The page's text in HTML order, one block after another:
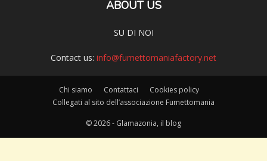
ABOUT US
SU DI NOI
Contact us: info@fumettomaniafactory.net
Chi siamo Contattaci
Cookies policy
Collegati al sito dell’associazione Fumettomania
© 2026 - Glamazonia, il blog